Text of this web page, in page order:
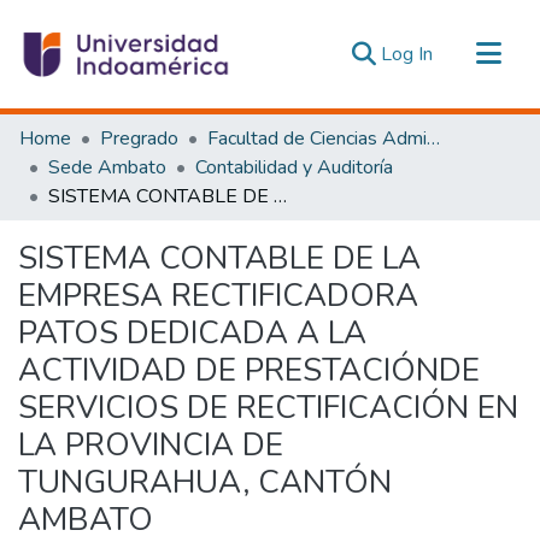
Log In (current)
Communities & Collections
All of DSpace
Statistics
Home Pregrado
Facultad de Ciencias Administrativas y Económicas
Sede Ambato
Contabilidad y Auditoría
SISTEMA CONTABLE DE LA EMPRESA RECTIFICADORA PATOS DEDICADA A LA ACTIVIDAD DE PRESTACIÓNDE SERVICIOS DE RECTIFICACIÓN EN LA PROVINCIA DE TUNGURAHUA, CANTÓN AMBATO
SISTEMA CONTABLE DE LA
EMPRESA RECTIFICADORA
PATOS DEDICADA A LA
ACTIVIDAD DE PRESTACIÓNDE
SERVICIOS DE RECTIFICACIÓN EN
LA PROVINCIA DE
TUNGURAHUA, CANTÓN
AMBATO